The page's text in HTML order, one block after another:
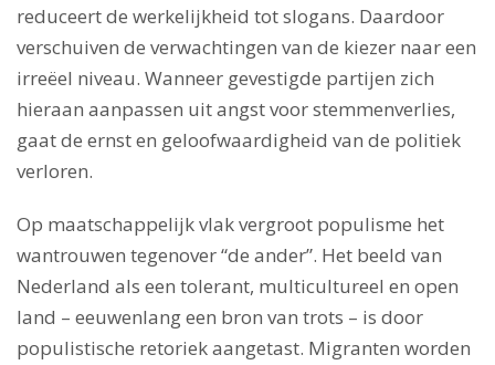
reduceert de werkelijkheid tot slogans. Daardoor
verschuiven de verwachtingen van de kiezer naar een
irreëel niveau. Wanneer gevestigde partijen zich
hieraan aanpassen uit angst voor stemmenverlies,
gaat de ernst en geloofwaardigheid van de politiek
verloren.
Op maatschappelijk vlak vergroot populisme het
wantrouwen tegenover “de ander”. Het beeld van
Nederland als een tolerant, multicultureel en open
land – eeuwenlang een bron van trots – is door
populistische retoriek aangetast. Migranten worden